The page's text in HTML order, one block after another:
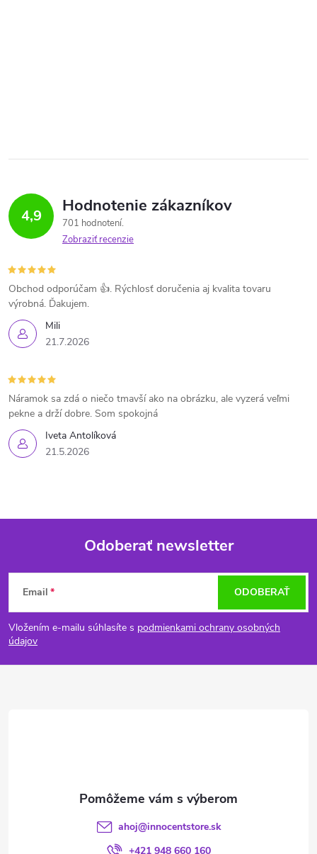
4,9 Hodnotenie zákazníkov
701 hodnotení
Zobraziť recenzie
Mili
21.7.2026
Obchod odporúčam 👍. Rýchlosť doručenia aj kvalita tovaru
výrobná. Ďakujem.
Iveta Antolíková
21.5.2026
Náramok sa zdá o niečo tmavší ako na obrázku, ale vyzerá veľmi
pekne a drží dobre. Som spokojná
Z
á
p
Odoberať newsletter
Email
Vložením e-mailu súhlasíte s podmienkami ochrany osobných
údajov
ODOBERAŤ
ahoj@innocentstore.sk
+421 948 660 160